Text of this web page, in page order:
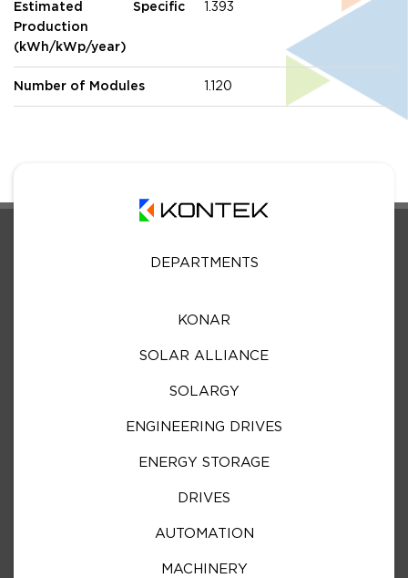
Estimated Specific
Production
(kWh/kWp/year)
1.393
Number of Modules 1.120
DEPARTMENTS
KONAR
SOLAR ALLIANCE
SOLARGY
ENGINEERING DRIVES
ENERGY STORAGE
DRIVES
AUTOMATION
MACHINERY